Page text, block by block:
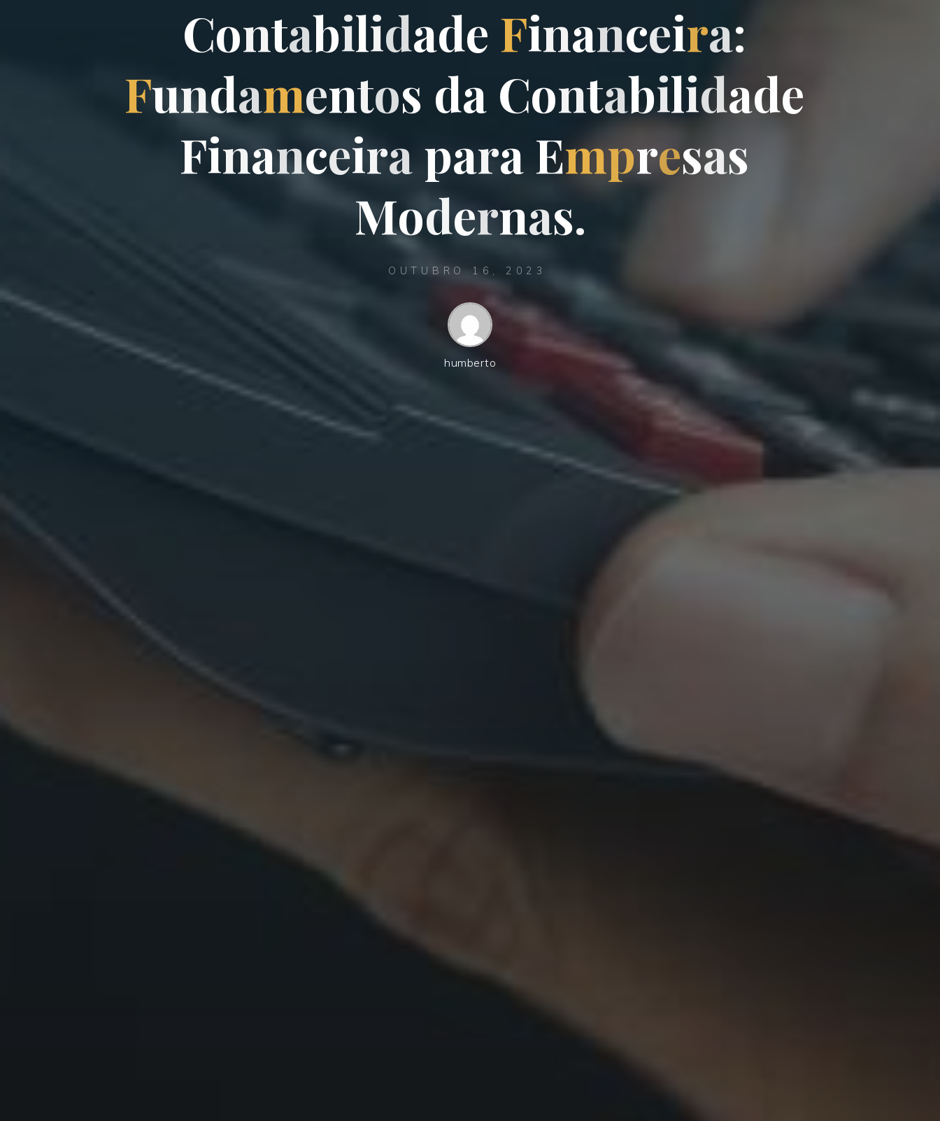
Contabilidade Financeira:
Fundamentos da Contabilidade
Financeirapara Empresas
Modernas.
OUTUBRO 16, 2023
humberto